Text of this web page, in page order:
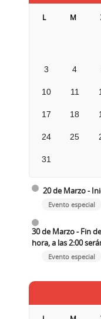
L M
3 4
10 11
17 18
24 25
31
20 de Marzo -
Evento especial
30 de Marzo - Fin
hora, a las 2:00
Evento especial